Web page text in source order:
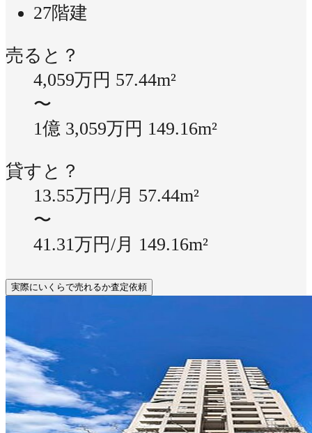
27階建
売ると？
4,059万円 57.44m²
〜
1億 3,059万円 149.16m²
貸すと？
13.55万円/月 57.44m²
〜
41.31万円/月 149.16m²
実際にいくらで売れるか査定依頼